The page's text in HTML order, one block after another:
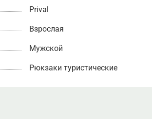
Prival
Взрослая
Мужской
Рюкзаки туристические